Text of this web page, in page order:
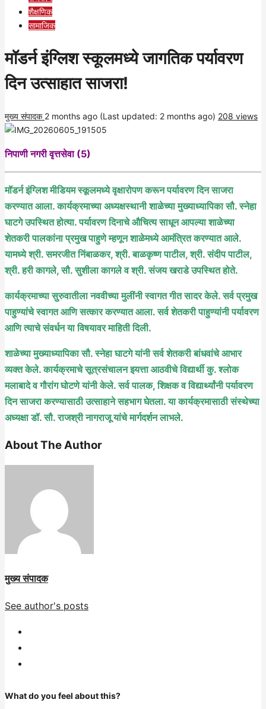
शैक्षणिक
सामाजिक
मॉडर्न इंग्लिश स्कूलमध्ये जागतिक पर्यावरण
दिन उत्साहात साजरा!
मुख्य संपादक 2 months ago (Last updated: 2 months ago) 208 views
निपाणी नगरी वृत्तसेवा (5)
मॉडर्न इंग्लिश मीडियम स्कूलमध्ये वृक्षारोपण करून पर्यावरण दिन साजरा
करण्यात आला. कार्यक्रमाच्या अध्यक्षस्थानी शाळेच्या मुख्याध्यापिका सौ. स्नेहा
घाटगे उपस्थित होत्या. पर्यावरण दिनाचे औचित्य साधून आपल्या शाळेच्या
शेतकरी पालकांना प्रमुख पाहुणे म्हणून शाळेमध्ये आमंत्रित करण्यात आले.
यामध्ये श्री. समरजीत निंबाळकर, श्री. बाळकृष्ण पाटील, श्री. संदीप पाटील,
श्री. हरी कागले, सौ. सुशीला कागले व श्री. संजय खराडे उपस्थित होते.
कार्यक्रमाच्या सुरुवातीला नववीच्या मुलींनी स्वागत गीत सादर केले. सर्व प्रमुख
पाहुण्यांचे स्वागत आणि सत्कार करण्यात आला. सर्व शेतकरी पाहुण्यांनी पर्यावरण
आणि त्याचे संवर्धन या विषयावर माहिती दिली.
शाळेच्या मुख्याध्यापिका सौ. स्नेहा घाटगे यांनी सर्व शेतकरी बांधवांचे आभार
व्यक्त केले. कार्यक्रमाचे सूत्रसंचालन इयत्ता आठवीचे विद्यार्थी कु. श्लोक
मलाबादे व गौरांग घोटणे यांनी केले. सर्व पालक, शिक्षक व विद्यार्थ्यांनी पर्यावरण
दिन साजरा करण्यासाठी उत्साहाने सहभाग घेतला. या कार्यक्रमासाठी संस्थेच्या
अध्यक्षा डॉ. सौ. राजश्री नागराजू यांचे मार्गदर्शन लाभले.
About The Author
मुख्य संपादक
See author's posts
What do you feel about this?